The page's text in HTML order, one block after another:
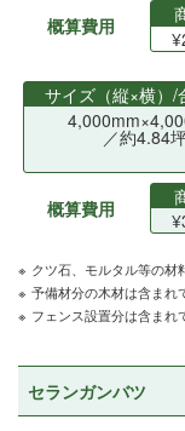
概算費用
サイズ（縦×横）/
／約4.84
概算費用
クツ石、モルタル等の材
予備材分の木材は含まれ
フェンス設置分は含まれ
セランガンバツ